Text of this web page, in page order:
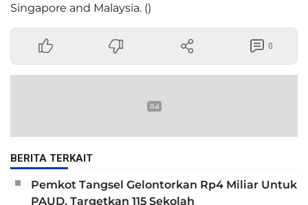
Singapore and Malaysia. ()
0
BERITA TERKAIT
Pemkot Tangsel Gelontorkan Rp4 Miliar Untuk
PAUD, Targetkan 115 Sekolah